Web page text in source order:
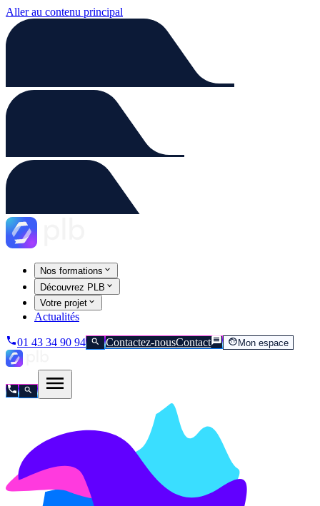
Aller au contenu principal
Nos formations
Découvrez PLB
Votre projet
Actualités
01 43 34 90 94 Contactez-nousContact Mon espace